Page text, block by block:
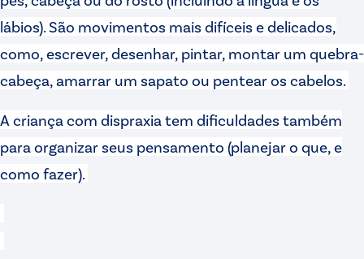
lábios). São movimentos mais difíceis e delicados,
como, escrever, desenhar, pintar, montar um quebra-
cabeça, amarrar um sapato ou pentear os cabelos.
A criança com dispraxia tem dificuldades também
para organizar seus pensamento (planejar o que, e
como fazer).